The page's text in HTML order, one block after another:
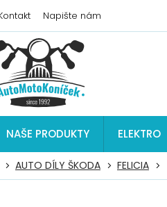
Napište nám
NAŠE PRODUKTY ELEKTRO
AUTO DÍLY ŠKODA FELICIA